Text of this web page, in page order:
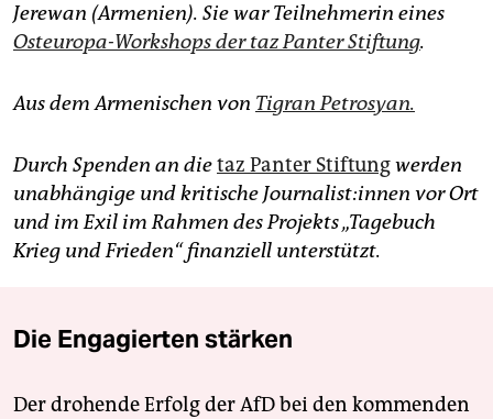
Jerewan (Armenien). Sie war Teilnehmerin eines
Osteuropa-Workshops der taz Panter Stiftung.
Aus dem Armenischen von Tigran Petrosyan.
Durch Spenden an dietaz Panter Stiftungwerden
unabhängige und kritische Jour­na­lis­t:in­nen vor Ort
und im Exil im Rahmen des Projekts „Tagebuch
Krieg und Frieden“ finanziell unterstützt.
Die Engagierten stärken
Der drohende Erfolg der AfD bei den kommenden